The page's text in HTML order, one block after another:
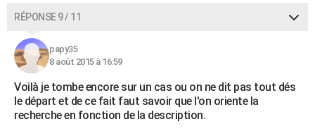
RÉPONSE 9 / 11
papy35
8 août 2015 à 16:59
Voilà je tombe encore sur un cas ou on ne dit pas tout dés
le départ et de ce fait faut savoir que l'on oriente la
recherche en fonction de la description.